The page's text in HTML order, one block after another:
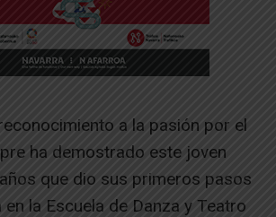
a la pasión por el
ha demostrado este joven
que dio sus primeros pasos
la Escuela de Danza y Teatro